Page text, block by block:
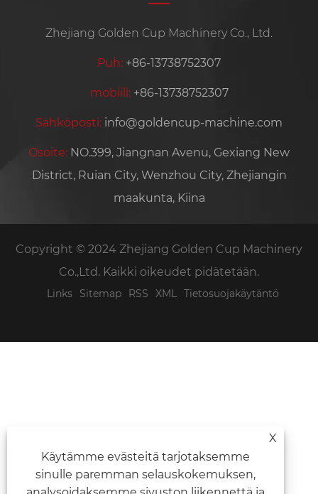
Zhejiang Golden Cup Machinery Co., Ltd.
Puh: +86-13738752307
mobiili: +86-13738752307
Sähköposti: info@goldencup-machine.com
Osoite: NO.399, Jiangnan Avenu, Gexiang New
District, Ruian City, Wenzhou City, Zhejiangin
maakunta, Kiina
Copyright © 2024 Zhejiang Golden Cup Machinery
Co.,Ltd. Kaikki oikeudet pidätetään.
Links Sitemap RSS XML Tietosuojakäytäntö
X
Käytämme evästeitä tarjotaksemme
sinulle paremman selauskokemuksen,